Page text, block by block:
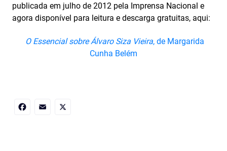
publicada em julho de 2012 pela Imprensa Nacional e
agora disponível para leitura e descarga gratuitas, aqui:
O Essencial sobre Álvaro Siza Vieira, de Margarida
Cunha Belém